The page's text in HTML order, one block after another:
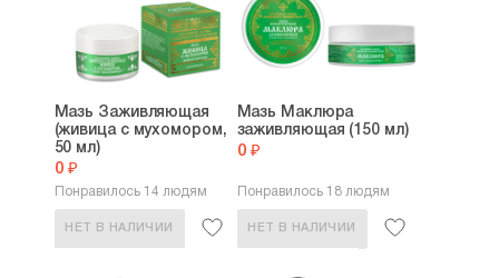
Мазь Заживляющая
(живица с мухомором,
50 мл)
0 ₽
Понравилось 14 людям
НЕТ В НАЛИЧИИ
Мазь Маклюра
заживляющая (150 мл)
0 ₽
Понравилось 18 людям
НЕТ В НАЛИЧИИ